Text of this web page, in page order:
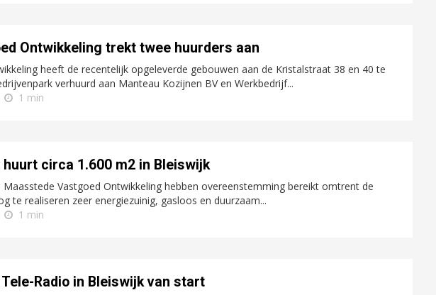
Ontwikkeling trekt twee huurders aan
heeft de recentelijk opgeleverde gebouwen aan de Kristalstraat 38 en 40 te
verhuurd aan Manteau Kozijnen BV en Werkbedrijf...
1 min
circa 1.600 m2 in Bleiswijk
Maasstede Vastgoed Ontwikkeling hebben overeenstemming bereikt omtrent de
te realiseren zeer energiezuinig, gasloos en duurzaam...
1 min
Radio in Bleiswijk van start